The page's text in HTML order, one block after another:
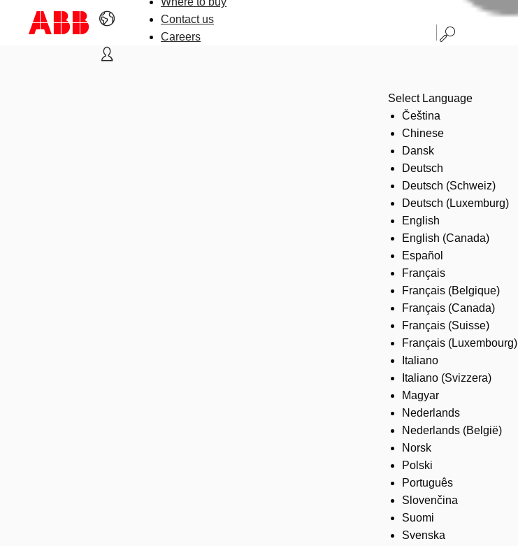
Contact us
Careers
Select Language
Čeština
Chinese
Dansk
Deutsch
Deutsch (Schweiz)
Deutsch (Luxemburg)
English
English (Canada)
Español
Français
Français (Belgique)
Français (Canada)
Français (Suisse)
Français (Luxembourg)
Italiano
Italiano (Svizzera)
Magyar
Nederlands
Nederlands (België)
Norsk
Polski
Português
Slovenčina
Suomi
Svenska